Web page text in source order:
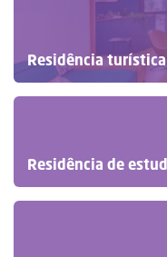
Residência turística
Residência de